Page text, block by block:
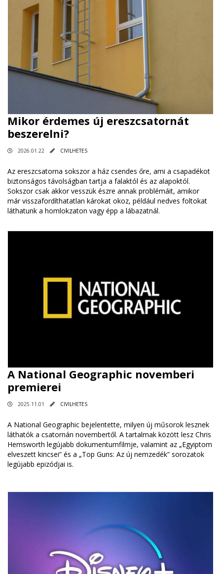
Mikor érdemes új ereszcsatornát
beszerelni?
2026.01.22 CIVILHETES
Az ereszcsatorna sokszor a ház csendes őre, ami a csapadékot
biztonságos távolságban tartja a falaktól és az alapoktól.
Sokszor csak akkor vesszük észre annak problémáit, amikor
már visszafordíthatatlan károkat okoz, például nedves foltokat
láthatunk a homlokzaton vagy épp a lábazatnál.
A National Geographic novemberi
premierei
2025.11.01 CIVILHETES
A National Geographic bejelentette, milyen új műsorok lesznek
láthatók a csatornán novembertől. A tartalmak között lesz Chris
Hemsworth legújabb dokumentumfilmje, valamint az „Egyiptom
elveszett kincsei” és a „Top Guns: Az új nemzedék” sorozatok
legújabb epizódjai is.